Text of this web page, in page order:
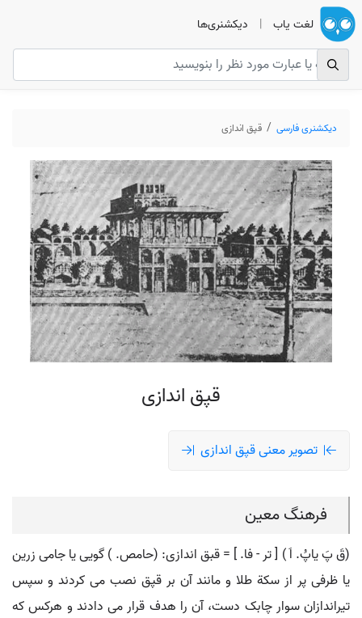
لغت یاب | دیکشنری‌ها
دیکشنری فارسی قپق اندازی
قپق اندازی
تصویر معنی قپق اندازی
فرهنگ معین
(قَ پَ یاپُ. اَ ) [ تر - فا. ] = قبق اندازی: (حامص. ) گویی یا جامی زرین
یا ظرفی پر از سکة طلا و مانند آن بر قپق نصب می کردند و سپس
تیراندازان سوار چابک دست، آن را هدف قرار می دادند و هرکس که